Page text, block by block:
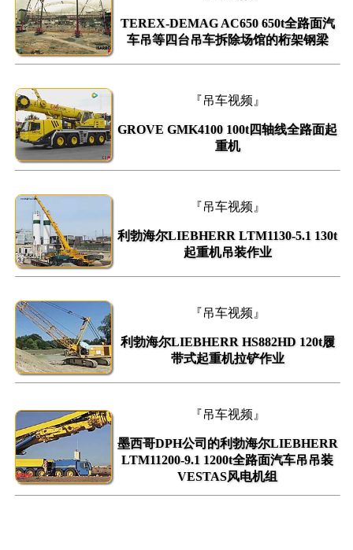
TEREX-DEMAG AC650 650t全路面汽
车吊等四台吊车拆除场馆的桁架钢梁
『吊车视频』
GROVE GMK4100 100t四轴线全路面起
重机
『吊车视频』
利勃海尔LIEBHERR LTM1130-5.1 130t
起重机吊装作业
『吊车视频』
利勃海尔LIEBHERR HS882HD 120t履
带式起重机拉铲作业
『吊车视频』
墨西哥DPH公司的利勃海尔LIEBHERR
LTM11200-9.1 1200t全路面汽车吊吊装
VESTAS风电机组